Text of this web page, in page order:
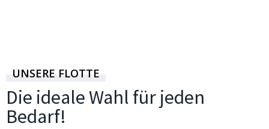
UNSERE FLOTTE
Die ideale Wahl für jeden
Bedarf!